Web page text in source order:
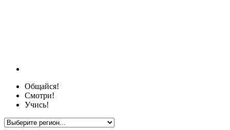
Общайся!
Смотри!
Учись!